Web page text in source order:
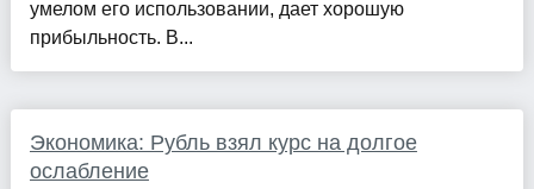
умелом его использовании, дает хорошую
прибыльность. В...
Экономика: Рубль взял курс на долгое
ослабление